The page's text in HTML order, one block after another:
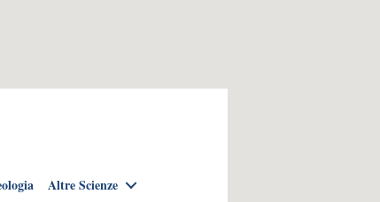
Altre Scienze